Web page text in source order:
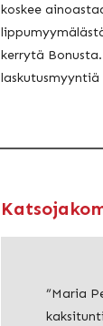
koskee
kerrytä
”Maria